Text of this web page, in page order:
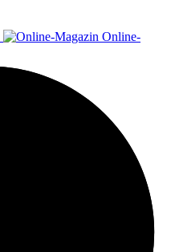
Online-